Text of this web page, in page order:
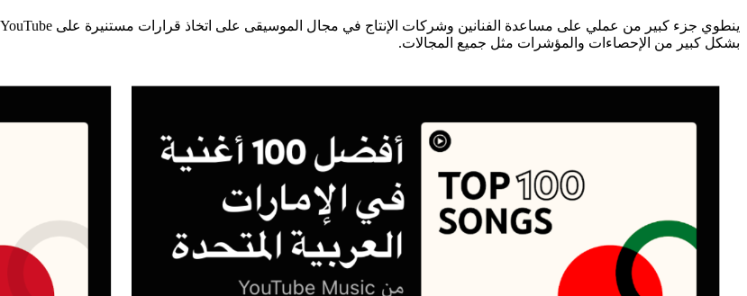
بشكل كبير من الإحصاءات والمؤشرات مثل جميع المجالات.